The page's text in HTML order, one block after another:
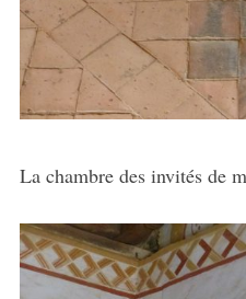
La chambre des invités de